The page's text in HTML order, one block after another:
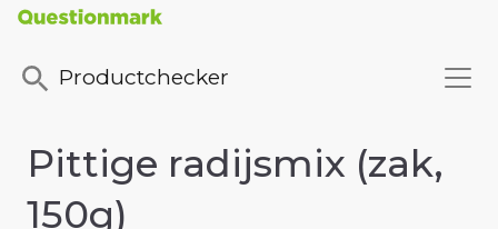
Productchecker
Pittige radijsmix (zak,
150g)